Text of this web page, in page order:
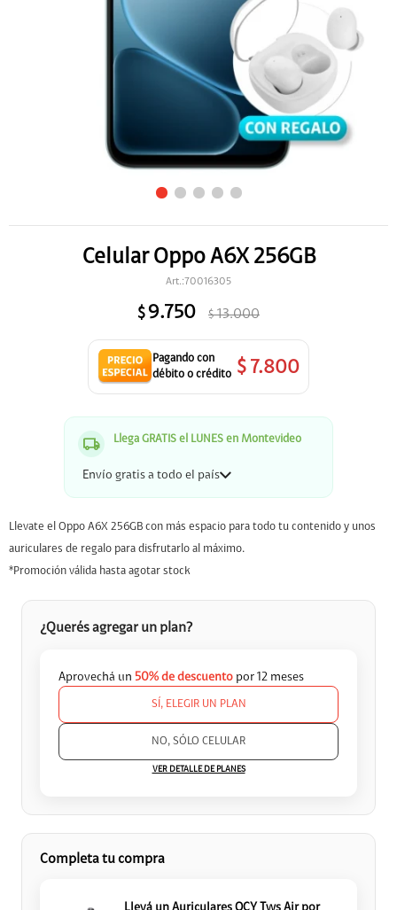
Celular Oppo A6X 256GB
70016305
$9.750 $ 13.000
$ 7.800
Llega GRATIS el LUNES en Montevideo
Envío gratis a todo el país
Llevate el Oppo A6X 256GB con más espacio para todo tu contenido y unos
auriculares de regalo para disfrutarlo al máximo.
*Promoción válida hasta agotar stock
¿Querés agregar un plan?
Aprovechá un 50% de descuento por 12 meses
SÍ, ELEGIR UN PLAN
NO, SÓLO CELULAR
 
VER DETALLE DE PLANES
Completa tu compra